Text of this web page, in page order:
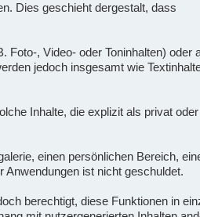
Dies geschieht dergestalt, dass
Foto-, Video- oder Toninhalten) oder
jedoch insgesamt wie
Inhalte, die explizit als privat
einen persönlichen Bereich,
Anwendungen ist nicht geschuldet.
berechtigt, diese Funktionen in